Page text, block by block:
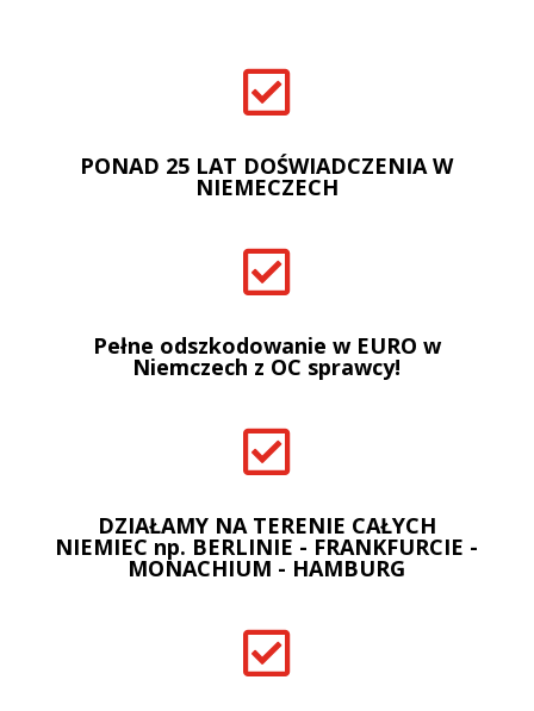

PONAD 25 LAT DOŚWIADCZENIA W
NIEMECZECH

Pełne odszkodowanie w EURO w
Niemczech z OC sprawcy!

DZIAŁAMY NA TERENIE CAŁYCH
NIEMIEC np. BERLINIE - FRANKFURCIE -
MONACHIUM - HAMBURG
